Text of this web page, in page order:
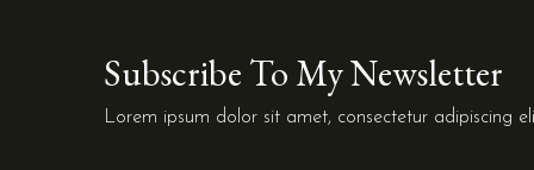
Subscribe To My Newsletter
Lorem ipsum dolor sit amet, consectetur adipiscing